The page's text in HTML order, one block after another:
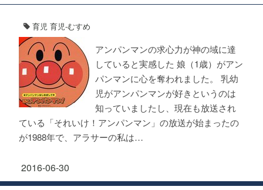
育児 育児-むすめ
アンパンマンの求心力が神の域に達
していると実感した 娘（1歳）がアン
パンマンに心を奪われました。 乳幼
児がアンパンマンが好きというのは
知っていましたし、現在も放送され
ている「それいけ！アンパンマン」の放送が始まったの
が1988年で、アラサーの私は…
2016-06-30